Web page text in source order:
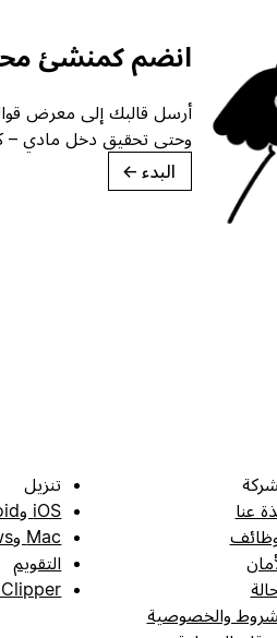
انضم كمنشئ
وحتى تحقيق دخل مادي –
البدء →
عنا
والخصوصية
تنزيل
iOS وAndroid
Mac وWindows
التقويم